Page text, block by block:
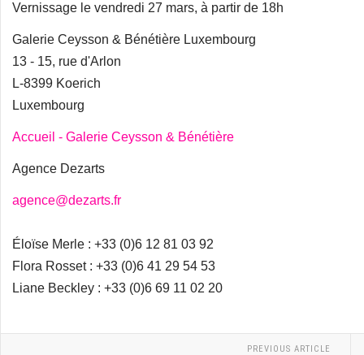
Vernissage le vendredi 27 mars, à partir de 18h
Galerie Ceysson & Bénétière Luxembourg
13 - 15, rue d'Arlon
L-8399 Koerich
Luxembourg
Accueil - Galerie Ceysson & Bénétière
Agence Dezarts
agence@dezarts.fr
Éloïse Merle : +33 (0)6 12 81 03 92
Flora Rosset : +33 (0)6 41 29 54 53
Liane Beckley : +33 (0)6 69 11 02 20
PREVIOUS ARTICLE